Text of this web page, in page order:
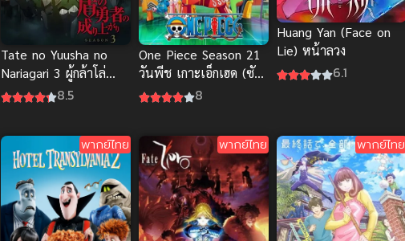
Tate no Yuusha no
Nariagari 3 ผู้กล้าโล่
ผงาด ภาค 38.5
One Piece Season 21
วันพีช เกาะเอ็กเฮด (ซับ
ไทย)
8
Huang Yan (Face on
Lie) หน้าลวง
6.1
พากย์ไทย พากย์ไทย พากย์ไทย